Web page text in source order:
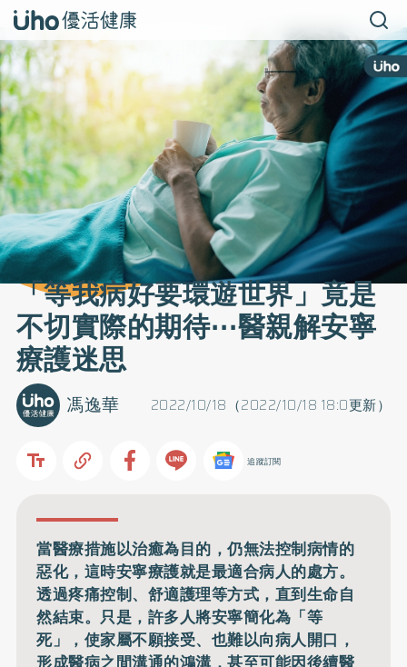
「等我病好要環遊世界」竟是
不切實際的期待⋯醫親解安寧
療護迷思
2022/10/18（2022/10/18 18:0更新）
馮逸華
追蹤訂閱
當醫療措施以治癒為目的，仍無法控制病情的
惡化，這時安寧療護就是最適合病人的處方。
透過疼痛控制、舒適護理等方式，直到生命自
然結束。只是，許多人將安寧簡化為「等
死」，使家屬不願接受、也難以向病人開口，
形成醫病之間溝通的鴻溝，甚至可能因後續醫